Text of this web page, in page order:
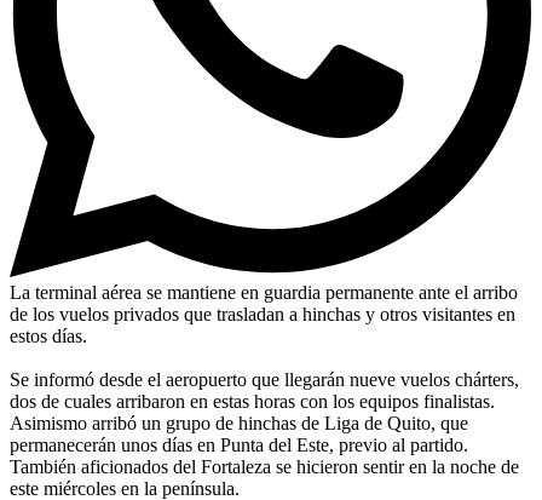
La terminal aérea se mantiene en guardia permanente ante el arribo
de los vuelos privados que trasladan a hinchas y otros visitantes en
estos días.
Se informó desde el aeropuerto que llegarán nueve vuelos chárters,
dos de cuales arribaron en estas horas con los equipos finalistas.
Asimismo arribó un grupo de hinchas de Liga de Quito, que
permanecerán unos días en Punta del Este, previo al partido.
También aficionados del Fortaleza se hicieron sentir en la noche de
este miércoles en la península.